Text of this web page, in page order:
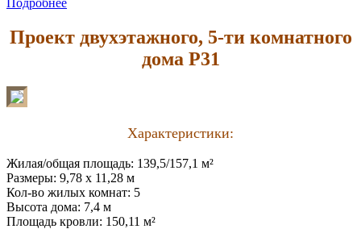
Проект двухэтажного, 5-ти комнатного
дома P31
Характеристики:
Жилая/общая площадь: 139,5/157,1 м²
Размеры: 9,78 х 11,28 м
Кол-во жилых комнат: 5
Высота дома: 7,4 м
Площадь кровли: 150,11 м²